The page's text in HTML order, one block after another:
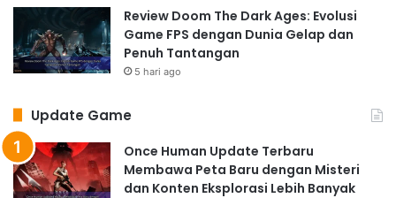
Review Doom The Dark Ages: Evolusi
Game FPS dengan Dunia Gelap dan
Penuh Tantangan
5 hari ago
Update Game
Once Human Update Terbaru
Membawa Peta Baru dengan Misteri
dan Konten Eksplorasi Lebih Banyak